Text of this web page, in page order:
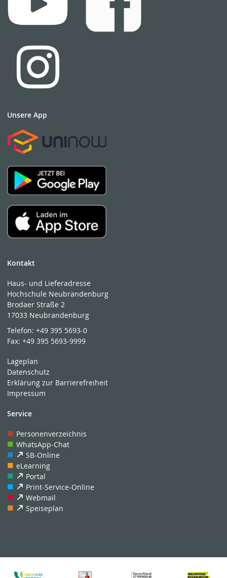
Unsere App
Kontakt
Haus- und Lieferadresse
Hochschule Neubrandenburg
Brodaer Straße 2
17033 Neubrandenburg
Telefon:+49 395 5693-0
Fax:+49 395 5693-9999
Lageplan
Datenschutz
Erklärung zur Barrierefreiheit
Impressum
Service
Personenverzeichnis
WhatsApp-Chat
SB-Online
eLearning
Portal
Print-Service-Online
Webmail
Speiseplan